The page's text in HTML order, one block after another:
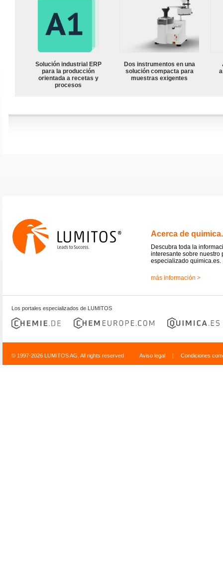
Solución industrial ERP
para la producción
orientada a recetas y
procesos
Dos instrumentos en una
solución compacta para
muestras exigentes
Acerca de
Descubra toda la
interesante sobre nuestro
especializado quimica.es.
más información >
Los portales especializados de LUMITOS
© 1997-2026 LUMITOS AG, All rights reserved Aviso legal | Condiciones